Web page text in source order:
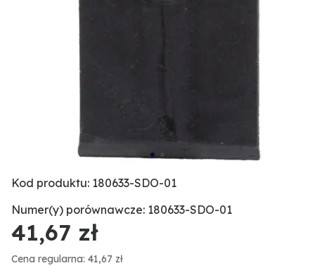
Kod produktu: 180633-SDO-01
Numer(y) porównawcze: 180633-SDO-01
41,67 zł
Cena regularna: 41,67 zł